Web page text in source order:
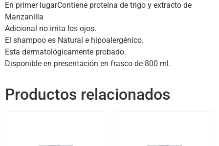
En primer lugarContiene proteína de trigo y extracto de
Manzanilla
Adicional no irrita los ojos.
El shampoo es Natural e hipoalergénico.
Esta dermatológicamente probado.
Disponible en presentación en frasco de 800 ml.
Productos relacionados